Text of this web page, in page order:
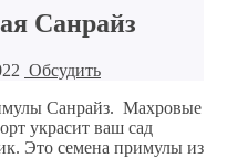
Санрайз
Обсудить
Санрайз. Махровые
украсит ваш сад
Это семена примулы из